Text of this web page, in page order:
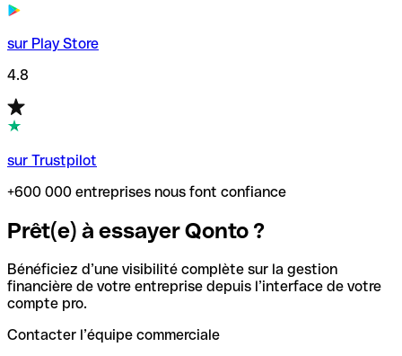
sur Play Store
4.8
sur Trustpilot
+600 000 entreprises nous font confiance
Prêt(e) à essayer Qonto ?
Bénéficiez d’une visibilité complète sur la gestion
financière de votre entreprise depuis l’interface de votre
compte pro.
Contacter l’équipe commerciale